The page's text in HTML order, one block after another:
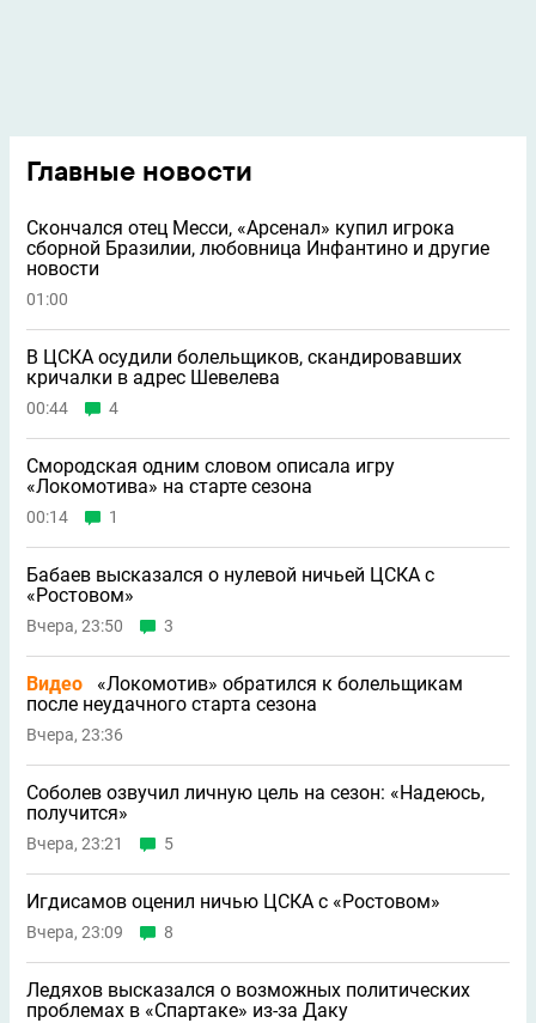
Главные новости
Скончался отец Месси, «Арсенал» купил игрока
сборной Бразилии, любовница Инфантино и другие
новости
01:00
В ЦСКА осудили болельщиков, скандировавших
кричалки в адрес Шевелева
00:44 4
Смородская одним словом описала игру
«Локомотива» на старте сезона
00:14 1
Бабаев высказался о нулевой ничьей ЦСКА с
«Ростовом»
Вчера, 23:50 3
Видео
«Локомотив» обратился к болельщикам
после неудачного старта сезона
Вчера, 23:36
Соболев озвучил личную цель на сезон: «Надеюсь,
получится»
Вчера, 23:21 5
Игдисамов оценил ничью ЦСКА с «Ростовом»
Вчера, 23:09 8
Ледяхов высказался о возможных политических
проблемах в «Спартаке» из-за Даку